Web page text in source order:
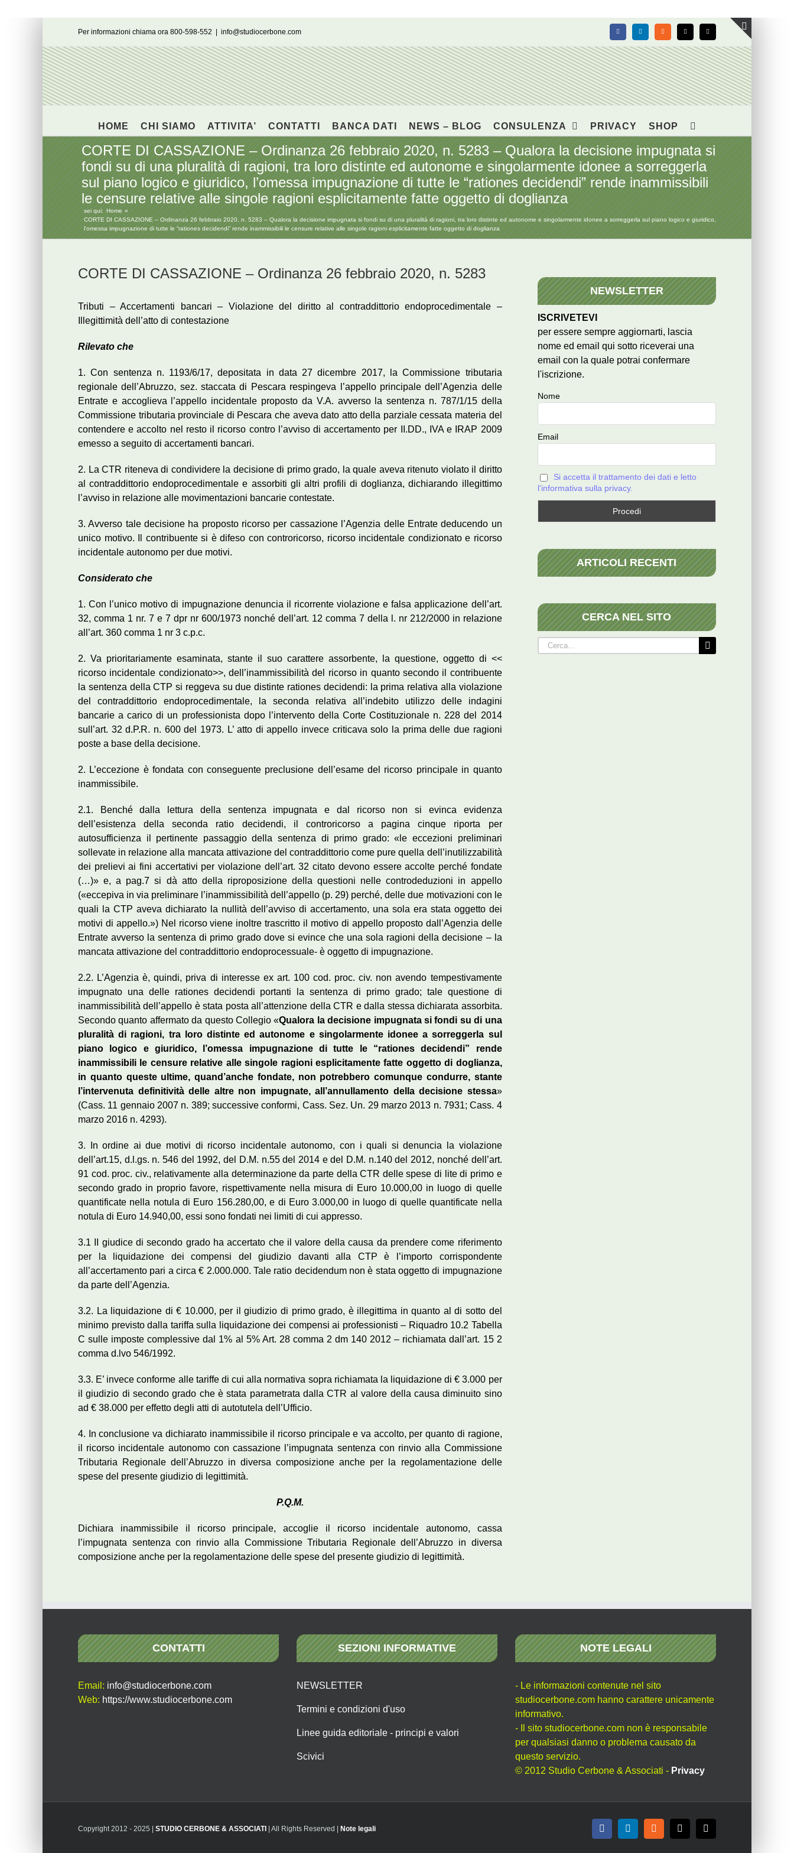
Per informazioni chiama ora 800-598-552 info@studiocerbone.com FacebookLinkedIn Rss X Email
HOME CHI SIAMO ATTIVITA’ CONTATTI BANCA DATI NEWS – BLOG CONSULENZA PRIVACY SHOP
CORTE DI CASSAZIONE – Ordinanza 26 febbraio 2020, n. 5283 – Qualora la decisione impugnata si
fondi su di una pluralità di ragioni, tra loro distinte ed autonome e singolarmente idonee a sorreggerla
sul piano logico e giuridico, l’omessa impugnazione di tutte le “rationes decidendi” rende inammissibili
le censure relative alle singole ragioni esplicitamente fatte oggetto di doglianza
sei qui: Home
CORTE DI CASSAZIONE – Ordinanza 26 febbraio 2020, n. 5283 – Qualora la decisione impugnata si fondi su di una pluralità di ragioni, tra loro distinte ed autonome e singolarmente idonee a sorreggerla sul piano logico e giuridico,
l’omessa impugnazione di tutte le “rationes decidendi” rende inammissibili le censure relative alle singole ragioni esplicitamente fatte oggetto di doglianza
CORTE DI CASSAZIONE – Ordinanza 26 febbraio 2020, n. 5283
Tributi – Accertamenti bancari – Violazione del diritto al contraddittorio endoprocedimentale –
Illegittimità dell’atto di contestazione
Rilevato che
1. Con sentenza n. 1193/6/17, depositata in data 27 dicembre 2017, la Commissione tributaria
regionale dell’Abruzzo, sez. staccata di Pescara respingeva l’appello principale dell’Agenzia delle
Entrate e accoglieva l’appello incidentale proposto da V.A. avverso la sentenza n. 787/1/15 della
Commissione tributaria provinciale di Pescara che aveva dato atto della parziale cessata materia del
contendere e accolto nel resto il ricorso contro l’avviso di accertamento per II.DD., IVA e IRAP 2009
emesso a seguito di accertamenti bancari.
2. La CTR riteneva di condividere la decisione di primo grado, la quale aveva ritenuto violato il diritto
al contraddittorio endoprocedimentale e assorbiti gli altri profili di doglianza, dichiarando illegittimo
l’avviso in relazione alle movimentazioni bancarie contestate.
3. Avverso tale decisione ha proposto ricorso per cassazione l’Agenzia delle Entrate deducendo un
unico motivo. Il contribuente si è difeso con controricorso, ricorso incidentale condizionato e ricorso
incidentale autonomo per due motivi.
Considerato che
1. Con l’unico motivo di impugnazione denuncia il ricorrente violazione e falsa applicazione dell’art.
32, comma 1 nr. 7 e 7 dpr nr 600/1973 nonché dell’art. 12 comma 7 della l. nr 212/2000 in relazione
all’art. 360 comma 1 nr 3 c.p.c.
2. Va prioritariamente esaminata, stante il suo carattere assorbente, la questione, oggetto di <<
ricorso incidentale condizionato>>, dell’inammissibilità del ricorso in quanto secondo il contribuente
la sentenza della CTP si reggeva su due distinte rationes decidendi: la prima relativa alla violazione
del contraddittorio endoprocedimentale, la seconda relativa all’indebito utilizzo delle indagini
bancarie a carico di un professionista dopo l’intervento della Corte Costituzionale n. 228 del 2014
sull’art. 32 d.P.R. n. 600 del 1973. L’ atto di appello invece criticava solo la prima delle due ragioni
poste a base della decisione.
2. L’eccezione è fondata con conseguente preclusione dell’esame del ricorso principale in quanto
inammissibile.
2.1. Benché dalla lettura della sentenza impugnata e dal ricorso non si evinca evidenza
dell’esistenza della seconda ratio decidendi, il controricorso a pagina cinque riporta per
autosufficienza il pertinente passaggio della sentenza di primo grado: «le eccezioni preliminari
sollevate in relazione alla mancata attivazione del contraddittorio come pure quella dell’inutilizzabilità
dei prelievi ai fini accertativi per violazione dell’art. 32 citato devono essere accolte perché fondate
(…)» e, a pag.7 si dà atto della riproposizione della questioni nelle controdeduzioni in appello
(«eccepiva in via preliminare l’inammissibilità dell’appello (p. 29) perché, delle due motivazioni con le
quali la CTP aveva dichiarato la nullità dell’avviso di accertamento, una sola era stata oggetto dei
motivi di appello.») Nel ricorso viene inoltre trascritto il motivo di appello proposto dall’Agenzia delle
Entrate avverso la sentenza di primo grado dove si evince che una sola ragioni della decisione – la
mancata attivazione del contraddittorio endoprocessuale- è oggetto di impugnazione.
2.2. L’Agenzia è, quindi, priva di interesse ex art. 100 cod. proc. civ. non avendo tempestivamente
impugnato una delle rationes decidendi portanti la sentenza di primo grado; tale questione di
inammissibilità dell’appello è stata posta all’attenzione della CTR e dalla stessa dichiarata assorbita.
Secondo quanto affermato da questo Collegio «Qualora la decisione impugnata si fondi su di una
pluralità di ragioni, tra loro distinte ed autonome e singolarmente idonee a sorreggerla sul
piano logico e giuridico, l’omessa impugnazione di tutte le “rationes decidendi” rende
inammissibili le censure relative alle singole ragioni esplicitamente fatte oggetto di doglianza,
in quanto queste ultime, quand’anche fondate, non potrebbero comunque condurre, stante
l’intervenuta definitività delle altre non impugnate, all’annullamento della decisione stessa»
(Cass. 11 gennaio 2007 n. 389; successive conformi, Cass. Sez. Un. 29 marzo 2013 n. 7931; Cass. 4
marzo 2016 n. 4293).
3. In ordine ai due motivi di ricorso incidentale autonomo, con i quali si denuncia la violazione
dell’art.15, d.l.gs. n. 546 del 1992, del D.M. n.55 del 2014 e del D.M. n.140 del 2012, nonché dell’art.
91 cod. proc. civ., relativamente alla determinazione da parte della CTR delle spese di lite di primo e
secondo grado in proprio favore, rispettivamente nella misura di Euro 10.000,00 in luogo di quelle
quantificate nella notula di Euro 156.280,00, e di Euro 3.000,00 in luogo di quelle quantificate nella
notula di Euro 14.940,00, essi sono fondati nei limiti di cui appresso.
3.1 II giudice di secondo grado ha accertato che il valore della causa da prendere come riferimento
per la liquidazione dei compensi del giudizio davanti alla CTP è l’importo corrispondente
all’accertamento pari a circa € 2.000.000. Tale ratio decidendum non è stata oggetto di impugnazione
da parte dell’Agenzia.
3.2. La liquidazione di € 10.000, per il giudizio di primo grado, è illegittima in quanto al di sotto del
minimo previsto dalla tariffa sulla liquidazione dei compensi ai professionisti – Riquadro 10.2 Tabella
C sulle imposte complessive dal 1% al 5% Art. 28 comma 2 dm 140 2012 – richiamata dall’art. 15 2
comma d.lvo 546/1992.
3.3. E’ invece conforme alle tariffe di cui alla normativa sopra richiamata la liquidazione di € 3.000 per
il giudizio di secondo grado che è stata parametrata dalla CTR al valore della causa diminuito sino
ad € 38.000 per effetto degli atti di autotutela dell’Ufficio.
4. In conclusione va dichiarato inammissibile il ricorso principale e va accolto, per quanto di ragione,
il ricorso incidentale autonomo con cassazione l’impugnata sentenza con rinvio alla Commissione
Tributaria Regionale dell’Abruzzo in diversa composizione anche per la regolamentazione delle
spese del presente giudizio di legittimità.
P.Q.M.
Dichiara inammissibile il ricorso principale, accoglie il ricorso incidentale autonomo, cassa
l’impugnata sentenza con rinvio alla Commissione Tributaria Regionale dell’Abruzzo in diversa
composizione anche per la regolamentazione delle spese del presente giudizio di legittimità.
NEWSLETTER
ISCRIVETEVI
per essere sempre aggiornarti, lascia
nome ed email qui sotto riceverai una
email con la quale potrai confermare
l'iscrizione.
Nome
Email
Si accetta il trattamento dei dati e letto
l'informativa sulla privacy.
ARTICOLI RECENTI
CERCA NEL SITO
Cerca
per:
CONTATTI
Email: info@studiocerbone.com
Web: https://www.studiocerbone.com
SEZIONI INFORMATIVE
NEWSLETTER
Termini e condizioni d'uso
Linee guida editoriale - principi e valori
Scivici
NOTE LEGALI
- Le informazioni contenute nel sito
studiocerbone.com hanno carattere unicamente
informativo.
- Il sito studiocerbone.com non è responsabile
per qualsiasi danno o problema causato da
questo servizio.
© 2012 Studio Cerbone & Associati - Privacy
Copyright 2012 - 2025 | STUDIO CERBONE & ASSOCIATI | All Rights Reserved | Note legali FacebookLinkedInRss X Email
Toggle
area
barra
scorrevole